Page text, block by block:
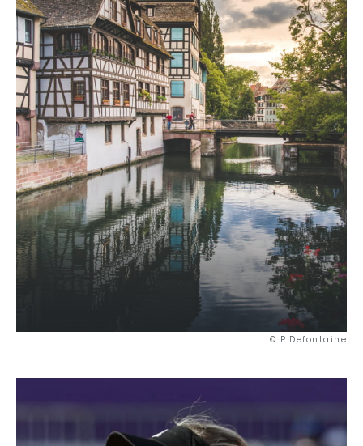
Themen Formate
#EstSideStory
Sommer
Mit der Familie
Zu zweit
Natur
Berg
In der Stadt
Ausgefallen
Gastronomie
Kultur & Kulturerbe
© P.Defontaine